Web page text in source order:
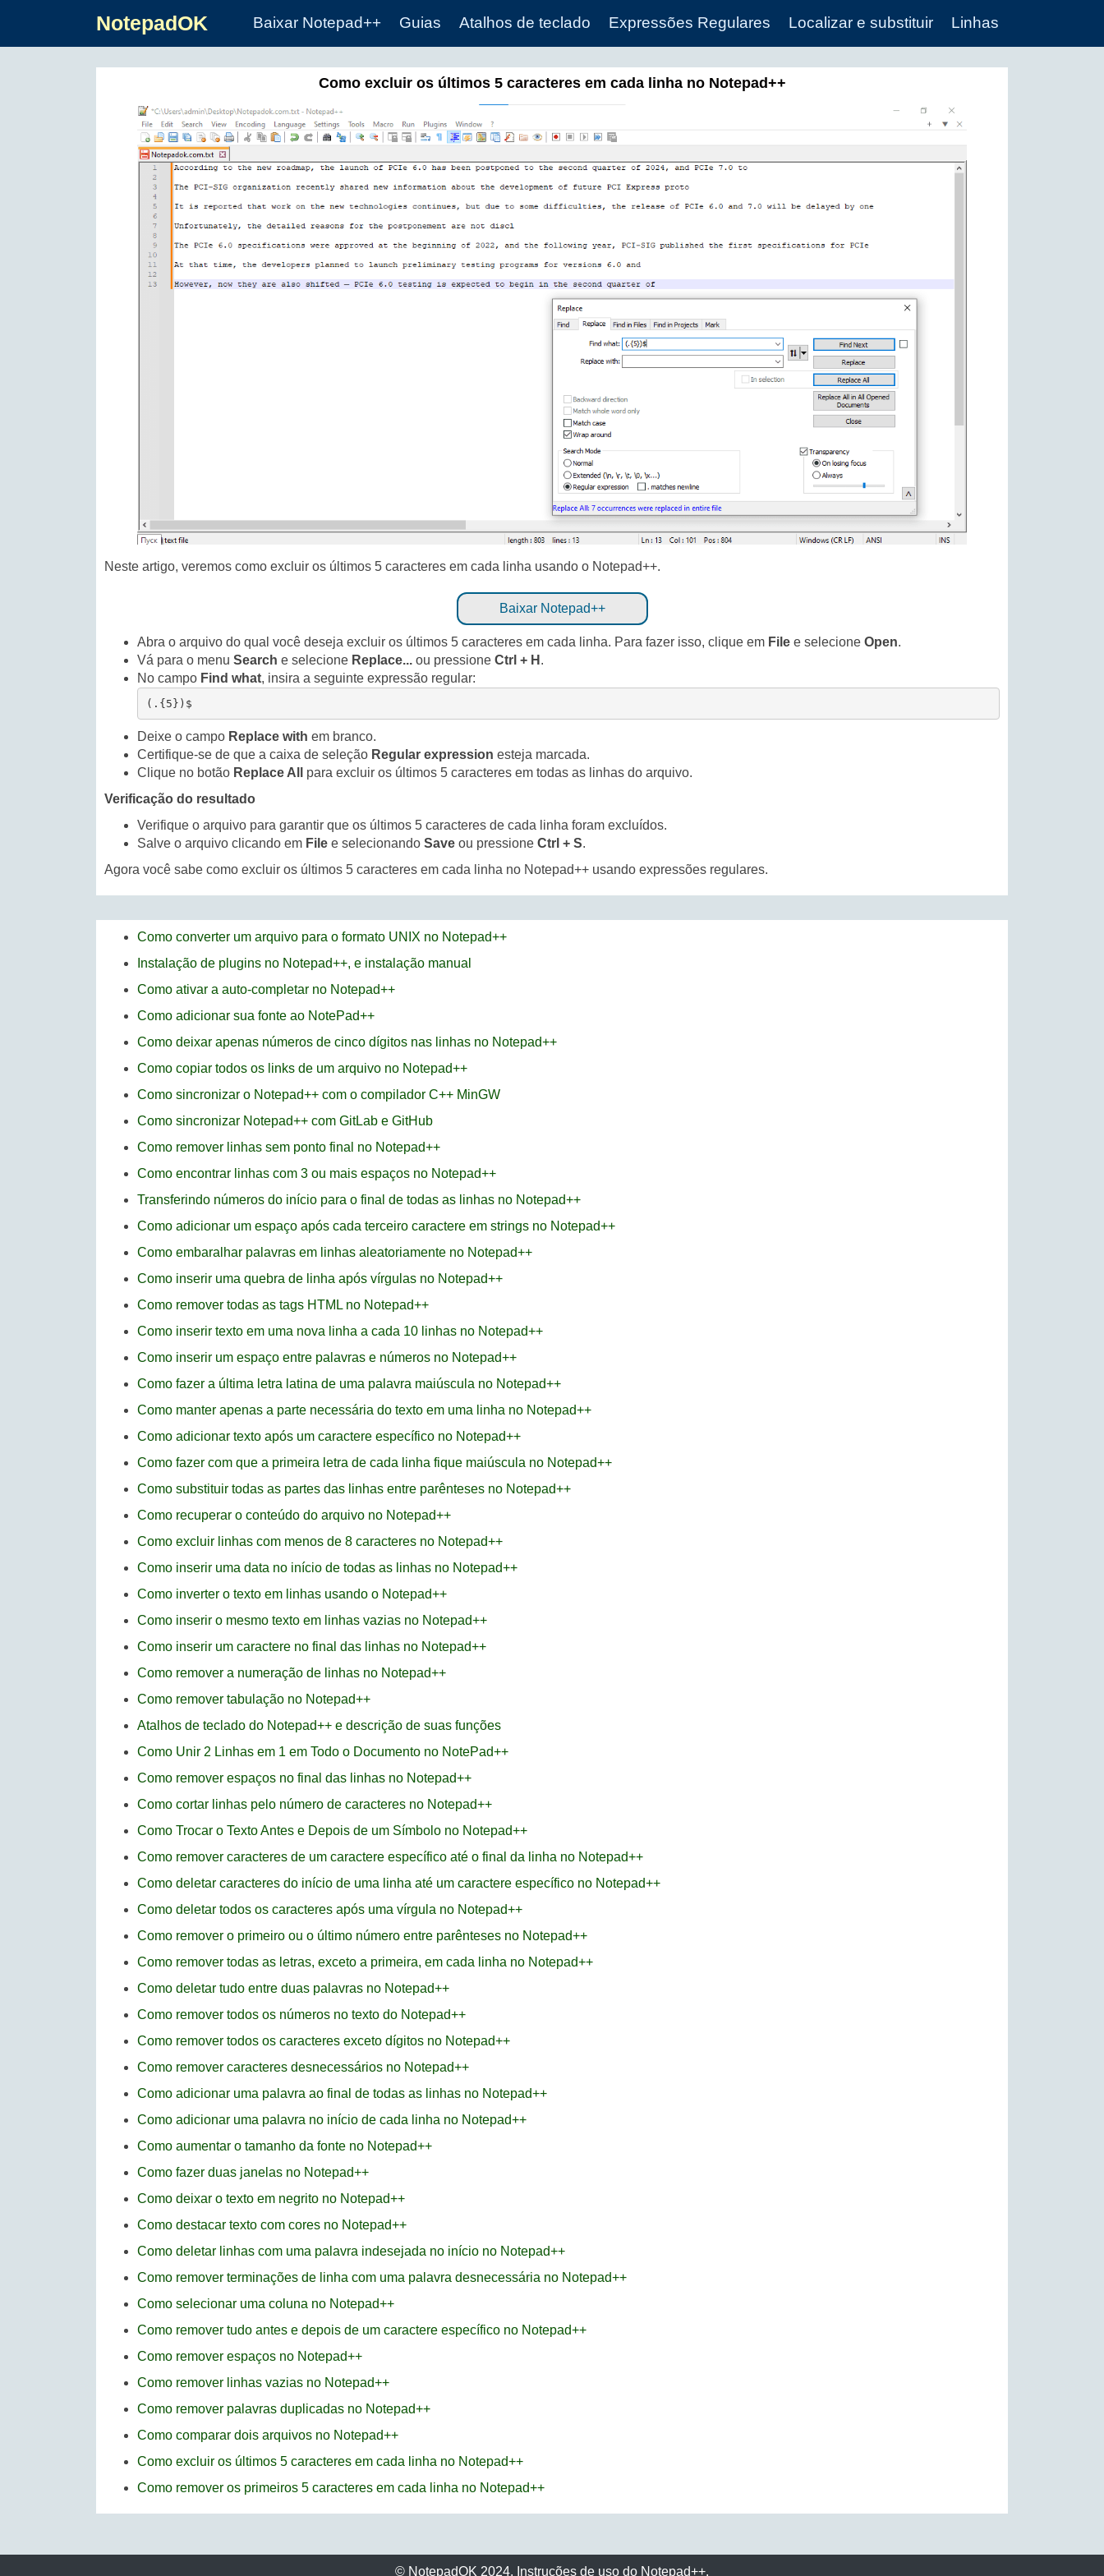
NotepadOK Baixar Notepad++ Guias Atalhos de teclado Expressões Regulares Localizar e substituir Linhas
Como excluir os últimos 5 caracteres em cada linha no Notepad++
Neste artigo, veremos como excluir os últimos 5 caracteres em cada linha usando o Notepad++.
Baixar Notepad++
Abra o arquivo do qual você deseja excluir os últimos 5 caracteres em cada linha. Para fazer isso, clique em File e selecione Open.
Vá para o menu Search e selecione Replace... ou pressione Ctrl + H .
No campo Find what, insira a seguinte expressão regular:
(.{5})$
Deixe o campo Replace with em branco.
Certifique-se de que a caixa de seleção Regular expression esteja marcada.
Clique no botão Replace All
para excluir os últimos 5 caracteres em todas as linhas do arquivo.
Verificação do resultado
Verifique o arquivo para garantir que os últimos 5 caracteres de cada linha foram excluídos.
Salve o arquivo clicando em File e selecionando Save ou pressione Ctrl + S.
Agora você sabe como excluir os últimos 5 caracteres em cada linha no Notepad++ usando expressões regulares.
Como converter um arquivo para o formato UNIX no Notepad++
Instalação de plugins no Notepad++, e instalação manual
Como ativar a auto-completar no Notepad++
Como adicionar sua fonte ao NotePad++
Como deixar apenas números de cinco dígitos nas linhas no Notepad++
Como copiar todos os links de um arquivo no Notepad++
Como sincronizar o Notepad++ com o compilador C++ MinGW
Como sincronizar Notepad++ com GitLab e GitHub
Como remover linhas sem ponto final no Notepad++
Como encontrar linhas com 3 ou mais espaços no Notepad++
Transferindo números do início para o final de todas as linhas no Notepad++
Como adicionar um espaço após cada terceiro caractere em strings no Notepad++
Como embaralhar palavras em linhas aleatoriamente no Notepad++
Como inserir uma quebra de linha após vírgulas no Notepad++
Como remover todas as tags HTML no Notepad++
Como inserir texto em uma nova linha a cada 10 linhas no Notepad++
Como inserir um espaço entre palavras e números no Notepad++
Como fazer a última letra latina de uma palavra maiúscula no Notepad++
Como manter apenas a parte necessária do texto em uma linha no Notepad++
Como adicionar texto após um caractere específico no Notepad++
Como fazer com que a primeira letra de cada linha fique maiúscula no Notepad++
Como substituir todas as partes das linhas entre parênteses no Notepad++
Como recuperar o conteúdo do arquivo no Notepad++
Como excluir linhas com menos de 8 caracteres no Notepad++
Como inserir uma data no início de todas as linhas no Notepad++
Como inverter o texto em linhas usando o Notepad++
Como inserir o mesmo texto em linhas vazias no Notepad++
Como inserir um caractere no final das linhas no Notepad++
Como remover a numeração de linhas no Notepad++
Como remover tabulação no Notepad++
Atalhos de teclado do Notepad++ e descrição de suas funções
Como Unir 2 Linhas em 1 em Todo o Documento no NotePad++
Como remover espaços no final das linhas no Notepad++
Como cortar linhas pelo número de caracteres no Notepad++
Como Trocar o Texto Antes e Depois de um Símbolo no Notepad++
Como remover caracteres de um caractere específico até o final da linha no Notepad++
Como deletar caracteres do início de uma linha até um caractere específico no Notepad++
Como deletar todos os caracteres após uma vírgula no Notepad++
Como remover o primeiro ou o último número entre parênteses no Notepad++
Como remover todas as letras, exceto a primeira, em cada linha no Notepad++
Como deletar tudo entre duas palavras no Notepad++
Como remover todos os números no texto do Notepad++
Como remover todos os caracteres exceto dígitos no Notepad++
Como remover caracteres desnecessários no Notepad++
Como adicionar uma palavra ao final de todas as linhas no Notepad++
Como adicionar uma palavra no início de cada linha no Notepad++
Como aumentar o tamanho da fonte no Notepad++
Como fazer duas janelas no Notepad++
Como deixar o texto em negrito no Notepad++
Como destacar texto com cores no Notepad++
Como deletar linhas com uma palavra indesejada no início no Notepad++
Como remover terminações de linha com uma palavra desnecessária no Notepad++
Como selecionar uma coluna no Notepad++
Como remover tudo antes e depois de um caractere específico no Notepad++
Como remover espaços no Notepad++
Como remover linhas vazias no Notepad++
Como remover palavras duplicadas no Notepad++
Como comparar dois arquivos no Notepad++
Como excluir os últimos 5 caracteres em cada linha no Notepad++
Como remover os primeiros 5 caracteres em cada linha no Notepad++
© NotepadOK 2024. Instruções de uso do Notepad++.